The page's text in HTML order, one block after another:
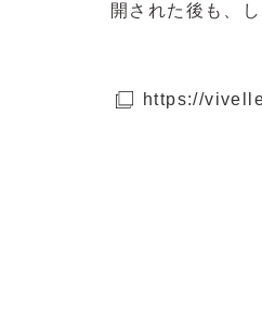
開された後も、
https://